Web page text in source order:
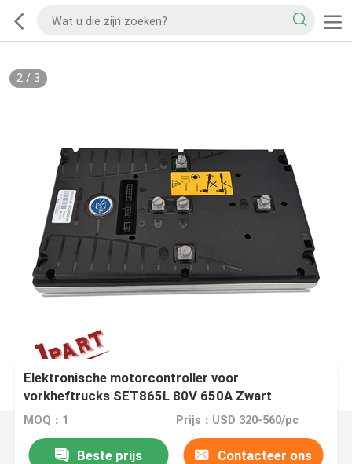
2/ 3
Elektronische motorcontroller voor
vorkheftrucks SET865L 80V 650A Zwart
MOQ：1 Prijs：USD 320-560/pc
Beste prijs Contacteer ons